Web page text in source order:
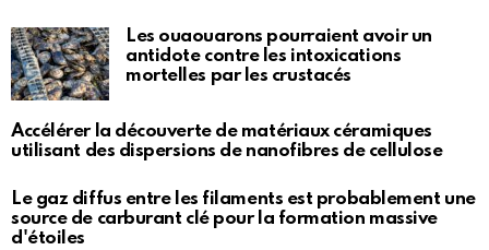
Les ouaouarons pourraient avoir un
antidote contre les intoxications
mortelles par les crustacés
Accélérer la découverte de matériaux céramiques
utilisant des dispersions de nanofibres de cellulose
Le gaz diffus entre les filaments est probablement une
source de carburant clé pour la formation massive
d'étoiles